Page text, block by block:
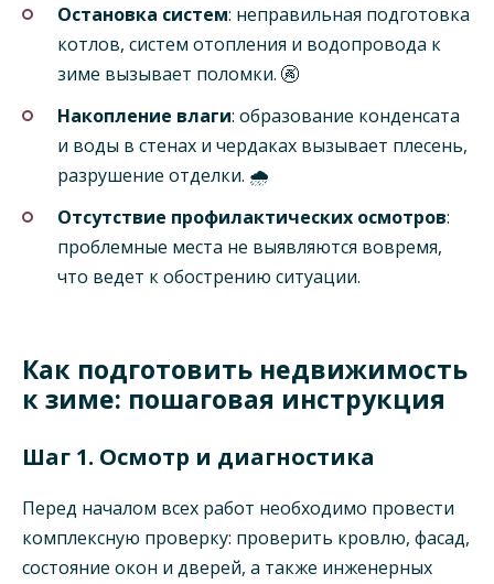
Остановка систем: неправильная подготовка
котлов, систем отопления и водопровода к
зиме вызывает поломки. 🚱
Накопление влаги: образование конденсата
и воды в стенах и чердаках вызывает плесень,
разрушение отделки. 🌧️
Отсутствие профилактических осмотров:
проблемные места не выявляются вовремя,
что ведет к обострению ситуации.
Как подготовить недвижимость
к зиме: пошаговая инструкция
Шаг 1. Осмотр и диагностика
Перед началом всех работ необходимо провести
комплексную проверку: проверить кровлю, фасад,
состояние окон и дверей, а также инженерных